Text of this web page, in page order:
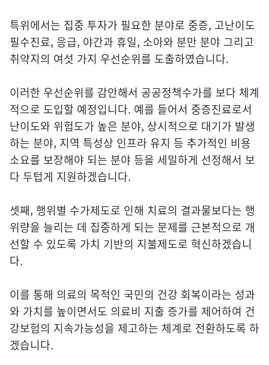
특위에서는 집중 투자가 필요한 분야로 중증, 고난이도
필수진료, 응급, 야간과 휴일, 소아와 분만 분야 그리고
취약지의 여섯 가지 우선순위를 도출하였습니다.
이러한 우선순위를 감안해서 공공정책수가를 보다 체계
적으로 도입할 예정입니다. 예를 들어서 중증진료로서
난이도와 위험도가 높은 분야, 상시적으로 대기가 발생
하는 분야, 지역 특성상 인프라 유지 등 추가적인 비용
소요를 보장해야 되는 분야 등을 세밀하게 선정해서 보
다 두텁게 지원하겠습니다.
셋째, 행위별 수가제도로 인해 치료의 결과물보다는 행
위량을 늘리는 데 집중하게 되는 문제를 근본적으로 개
선할 수 있도록 가치 기반의 지불제도로 혁신하겠습니
다.
이를 통해 의료의 목적인 국민의 건강 회복이라는 성과
와 가치를 높이면서도 의료비 지출 증가를 제어하여 건
강보험의 지속가능성을 제고하는 체계로 전환하도록 하
겠습니다.